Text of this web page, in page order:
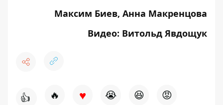
Максим Биев, Анна Макренцова
Видео: Витольд Явдощук
👍 🔥 ♥ 😭 😆 😡